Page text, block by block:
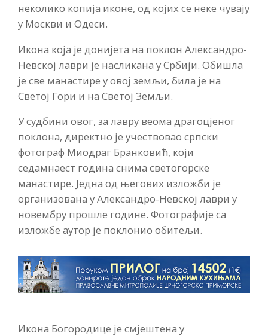
неколико копија иконе, од којих се неке чувају
у Москви и Одеси.
Икона која је донијета на поклон Александро-
Невској лаври је насликана у Србији. Обишла
је све манастире у овој земљи, била је на
Светој Гори и на Светој Земљи.
У судбини овог, за лавру веома драгоцјеног
поклона, директно је учествовао српски
фотограф Миодраг Бранковић, који
седамнаест година снима светогорске
манастире. Једна од његових изложби је
организована у Александро-Невској лаври у
новембру прошле године. Фотографије са
изложбе аутор је поклонио обитељи.
Икона Богородице је смјештена у